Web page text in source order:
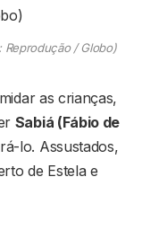
Reprodução / Globo)
as crianças,
Sabiá (Fábio de
lo. Assustados,
de Estela e